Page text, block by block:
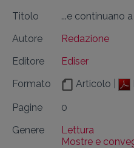
Titolo
...e continuano
Autore
Redazione
Editore
Ediser
Formato
Articolo |
Pagine
0
Genere
Lettura
Mostre e